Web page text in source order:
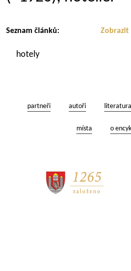
Seznam článků:
hotely
partneři autoři
místa o